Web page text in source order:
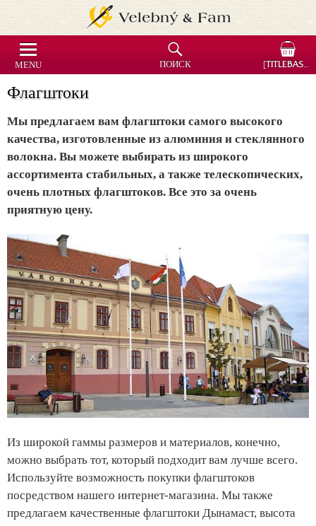
Флагштоки
Мы предлагаем вам флагштоки самого высокого
качества, изготовленные из алюминия и стеклянного
волокна. Вы можете выбирать из широкого
ассортимента стабильных, а также телескопических,
очень плотных флагштоков. Все это за очень
приятную цену.
Из широкой гаммы размеров и материалов, конечно,
можно выбрать тот, который подходит вам лучше всего.
Используйте возможность покупки флагштоков
посредством нашего интернет-магазина. Мы также
предлагаем качественные флагштоки Дынамаст, высота
MENU ПОИСК [TITLEBASKET]